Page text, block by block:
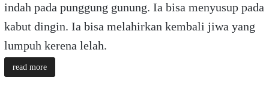
indah pada punggung gunung. Ia bisa menyusup pada
kabut dingin. Ia bisa melahirkan kembali jiwa yang
lumpuh kerena lelah.
read more